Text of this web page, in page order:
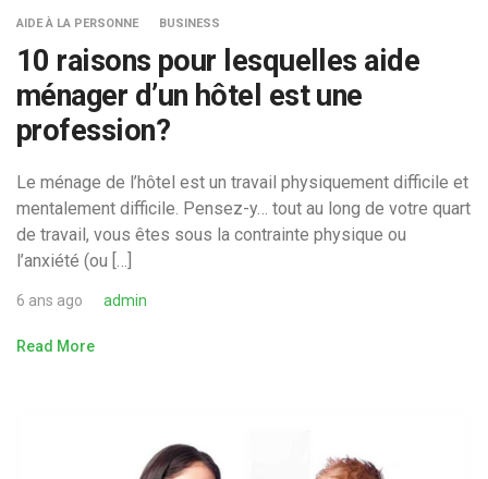
AIDE À LA PERSONNE BUSINESS
10 raisons pour lesquelles aide
ménager d’un hôtel est une
profession?
Le ménage de l’hôtel est un travail physiquement difficile et
mentalement difficile. Pensez-y… tout au long de votre quart
de travail, vous êtes sous la contrainte physique ou
l’anxiété (ou […]
6 ans ago admin
Read More